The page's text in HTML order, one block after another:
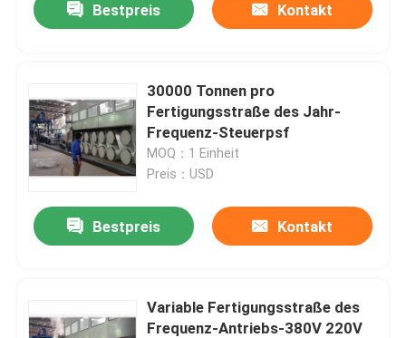
Bestpreis Kontakt
30000 Tonnen pro
Fertigungsstraße des Jahr-
Frequenz-Steuerpsf
MOQ：1 Einheit
Preis：USD
Bestpreis Kontakt
Variable Fertigungsstraße des
Frequenz-Antriebs-380V 220V